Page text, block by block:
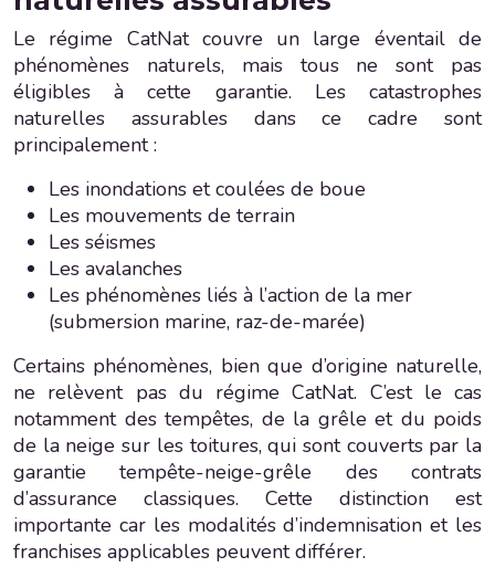
Le régime CatNat couvre un large éventail de
phénomènes naturels, mais tous ne sont pas
éligibles à cette garantie. Les catastrophes
naturelles assurables dans ce cadre sont
principalement :
Les inondations et coulées de boue
Les mouvements de terrain
Les séismes
Les avalanches
Les phénomènes liés à l’action de la mer
(submersion marine, raz-de-marée)
Certains phénomènes, bien que d’origine naturelle,
ne relèvent pas du régime CatNat. C’est le cas
notamment des tempêtes, de la grêle et du poids
de la neige sur les toitures, qui sont couverts par la
garantie tempête-neige-grêle des contrats
d’assurance classiques. Cette distinction est
importante car les modalités d’indemnisation et les
franchises applicables peuvent différer.